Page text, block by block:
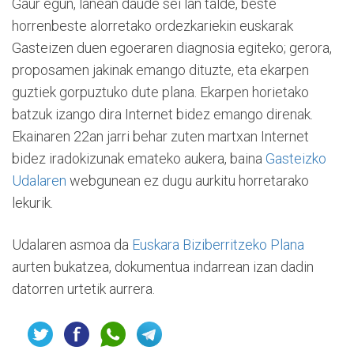
Gaur egun, lanean daude sei lan talde, beste
horrenbeste alorretako ordezkariekin euskarak
Gasteizen duen egoeraren diagnosia egiteko; gerora,
proposamen jakinak emango dituzte, eta ekarpen
guztiek gorpuztuko dute plana. Ekarpen horietako
batzuk izango dira Internet bidez emango direnak.
Ekainaren 22an jarri behar zuten martxan Internet
bidez iradokizunak emateko aukera, baina Gasteizko
Udalaren webgunean ez dugu aurkitu horretarako
lekurik.
Udalaren asmoa da Euskara Biziberritzeko Plana
aurten bukatzea, dokumentua indarrean izan dadin
datorren urtetik aurrera.